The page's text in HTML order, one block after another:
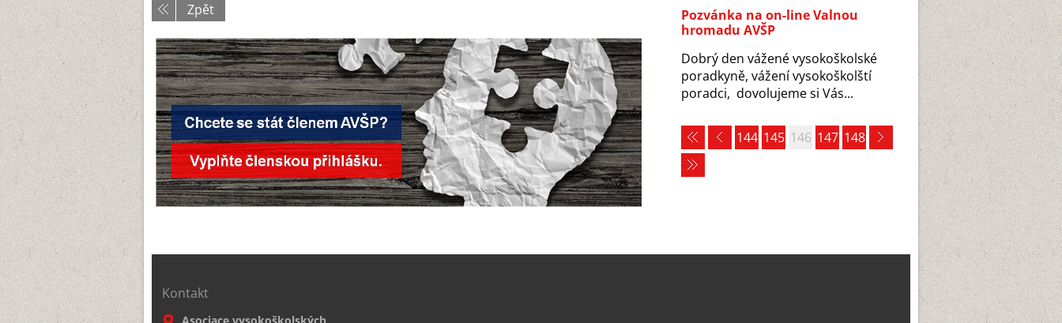
Zpět
Pozvánka na on-line Valnou
hromadu AVŠP
Dobrý den vážené vysokoškolské
poradkyně, vážení vysokoškolští
poradci, dovolujeme si Vás...
144 145 146 147 148
Kontakt